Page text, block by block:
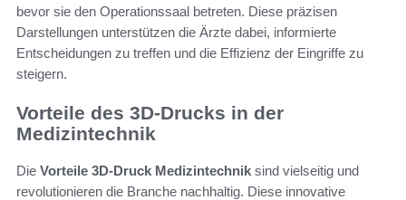
bevor sie den Operationssaal betreten. Diese präzisen
Darstellungen unterstützen die Ärzte dabei, informierte
Entscheidungen zu treffen und die Effizienz der Eingriffe zu
steigern.
Vorteile des 3D-Drucks in der
Medizintechnik
Die Vorteile 3D-Druck Medizintechnik sind vielseitig und
revolutionieren die Branche nachhaltig. Diese innovative